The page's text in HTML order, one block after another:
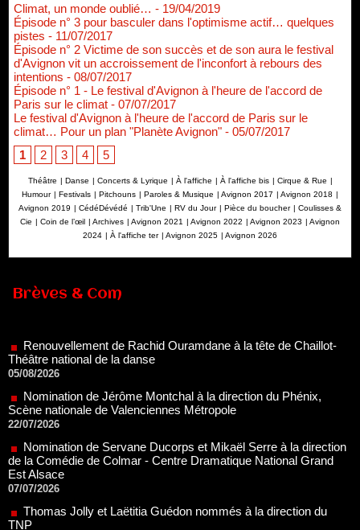
Climat, un monde oublié… - 19/04/2019
Épisode n° 3 pour basculer dans l'optimisme actif… quelques
pistes - 11/07/2017
Épisode n° 2 Victime de son succès et de son aura le festival
d'Avignon vit un accroissement de l'inconfort à rebours des
intentions - 08/07/2017
Épisode n° 1 - Le festival d'Avignon à l'heure de l'accord de
Paris sur le climat - 07/07/2017
Le festival d'Avignon à l'heure de l'accord de Paris sur le
climat… Pour un plan "Planète Avignon" - 05/07/2017
1
2 3 4 5
Théâtre | Danse | Concerts & Lyrique | À l'affiche | À l'affiche bis | Cirque & Rue |
Humour | Festivals | Pitchouns | Paroles & Musique | Avignon 2017 | Avignon 2018 |
Avignon 2019 | CédéDévédé | Trib'Une | RV du Jour | Pièce du boucher | Coulisses &
Cie | Coin de l’œil | Archives | Avignon 2021 | Avignon 2022 | Avignon 2023 | Avignon
2024 | À l'affiche ter | Avignon 2025 | Avignon 2026
Brèves & Com
Nomination de Jérôme Montchal à la direction du Phénix,
Scène nationale de Valenciennes Métropole
Nomination de Servane Ducorps et Mikaël Serre à la direction
de la Comédie de Colmar - Centre Dramatique National Grand
07/07/2026
Thomas Jolly et Laëtitia Guédon nommés à la direction du
TNP
Fonds SACD Théâtre : les lauréats 2026